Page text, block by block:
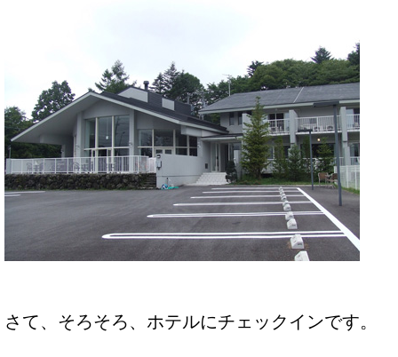
さて、そろそろ、ホテルにチェックインです。